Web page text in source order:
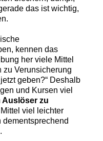
das ist wichtig,
kennen das
her viele Mittel
zu Verunsicherung
geben?“ Deshalb
und Kursen viel
Auslöser zu
viel leichter